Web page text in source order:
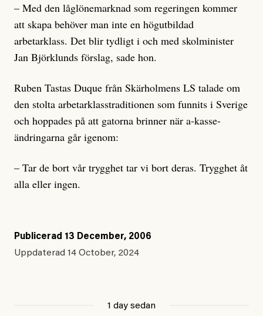
– Med den låglönemarknad som regeringen kommer
att skapa behöver man inte en högutbildad
arbetarklass. Det blir tydligt i och med skolminister
Jan Björklunds förslag, sade hon.
Ruben Tastas Duque från Skärholmens LS talade om
den stolta arbetarklasstraditionen som funnits i Sverige
och hoppades på att gatorna brinner när a-kasse-
ändringarna går igenom:
– Tar de bort vår trygghet tar vi bort deras. Trygghet åt
alla eller ingen.
Publicerad 13 December, 2006
Uppdaterad 14 October, 2024
1 day sedan